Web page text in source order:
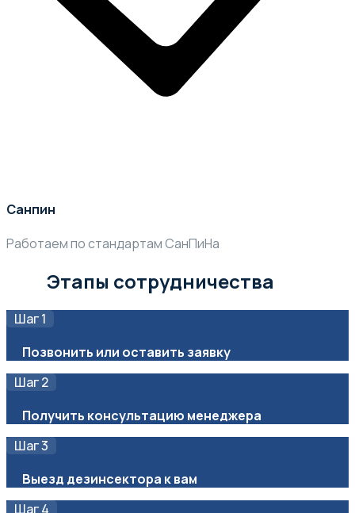
Санпин
Работаем по стандартам СанПиНа
Этапы сотрудничества
Шаг 1
Позвонить или оставить заявку
Шаг 2
Получить консультацию менеджера
Шаг 3
Выезд дезинсектора к вам
Шаг 4